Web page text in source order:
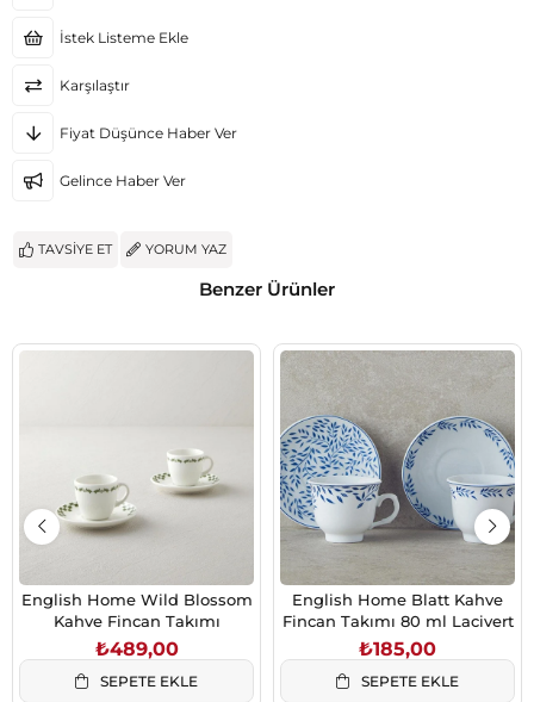
İstek Listeme Ekle
Karşılaştır
Fiyat Düşünce Haber Ver
Gelince Haber Ver
TAVSIYE ET YORUM YAZ
Benzer Ürünler
English Home Wild Blossom
Kahve Fincan Takımı
₺489,00
SEPETE EKLE
English Home Blatt Kahve
Fincan Takımı 80 ml Lacivert
₺185,00
SEPETE EKLE